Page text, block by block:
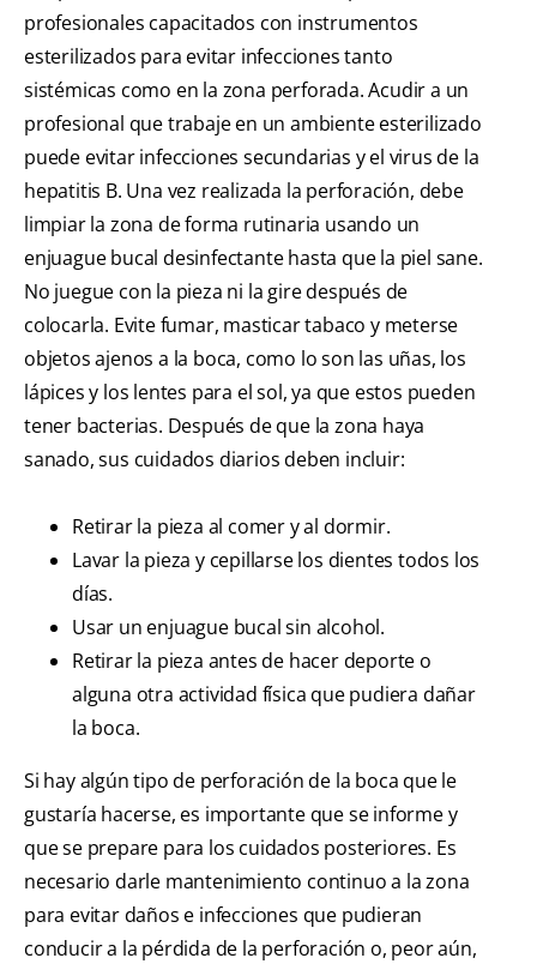
profesionales capacitados con instrumentos
esterilizados para evitar infecciones tanto
sistémicas como en la zona perforada. Acudir a un
profesional que trabaje en un ambiente esterilizado
puede evitar infecciones secundarias y el virus de la
hepatitis B. Una vez realizada la perforación, debe
limpiar la zona de forma rutinaria usando un
enjuague bucal desinfectante hasta que la piel sane.
No juegue con la pieza ni la gire después de
colocarla. Evite fumar, masticar tabaco y meterse
objetos ajenos a la boca, como lo son las uñas, los
lápices y los lentes para el sol, ya que estos pueden
tener bacterias. Después de que la zona haya
sanado, sus cuidados diarios deben incluir:
Retirar la pieza al comer y al dormir.
Lavar la pieza y cepillarse los dientes todos los
días.
Usar un enjuague bucal sin alcohol.
Retirar la pieza antes de hacer deporte o
alguna otra actividad física que pudiera dañar
la boca.
Si hay algún tipo de perforación de la boca que le
gustaría hacerse, es importante que se informe y
que se prepare para los cuidados posteriores. Es
necesario darle mantenimiento continuo a la zona
para evitar daños e infecciones que pudieran
conducir a la pérdida de la perforación o, peor aún,